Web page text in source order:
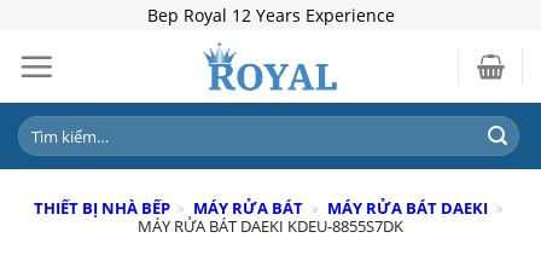
content
Bep Royal 12 Years Experience
Tìm
kiếm:
THIẾT BỊ NHÀ BẾP » MÁY RỬA BÁT » MÁY RỬA BÁT DAEKI »
MÁY RỬA BÁT DAEKI KDEU-8855S7DK